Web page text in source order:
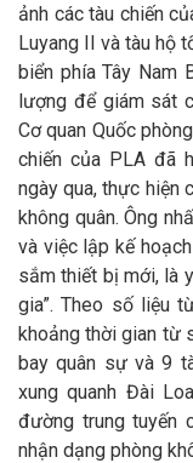
ảnh các tàu chiến
Luyang II và tàu hộ
biển phía Tây Nam
lượng để giám sát
Cơ quan Quốc
chiến của PLA đã
ngày qua, thực hiện
không quân. Ông
và việc lập kế
sắm thiết bị mới, là
gia”. Theo số liệu
khoảng thời gian từ
bay quân sự và 9
xung quanh Đài
đường trung tuyến
nhận dạng phòng